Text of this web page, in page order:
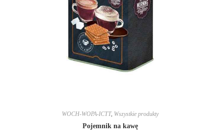
WOCH-WOPA-ICTT, Wszystkie produkty
Pojemnik na kawę